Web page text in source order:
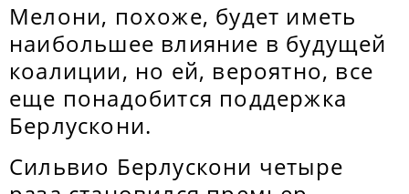
Мелони, похоже, будет иметь
наибольшее влияние в будущей
коалиции, но ей, вероятно, все
еще понадобится поддержка
Берлускони.
Сильвио Берлускони четыре